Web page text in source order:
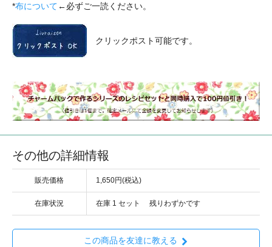
*布について ←必ずご一読ください。
クリックポスト可能です。
その他の詳細情報
販売価格 1,650円(税込)
在庫状況 在庫 1 セット 残りわずかです
この商品を友達に教える